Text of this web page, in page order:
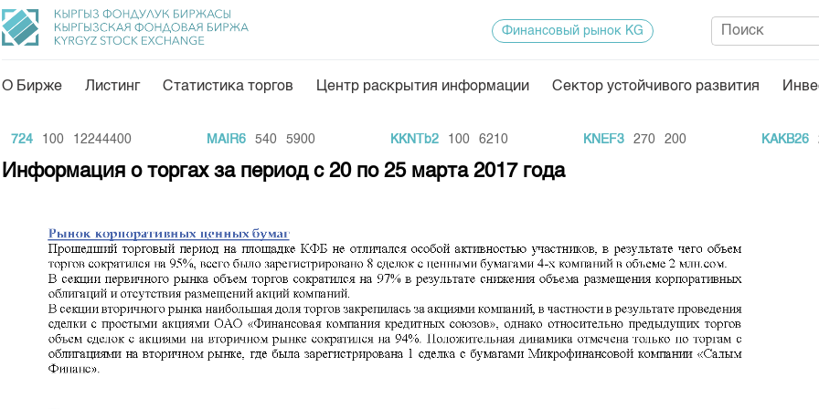
Общая информация
Руководство
Внутренний аудитор
Комитеты
Участники торгов
Наши партнеры
Товарно-сырьевой сектор
Центр раскрытия информации
Тарифы
Аналитика
Финансовый рынок KG
Пресс-клуб
Биржевая деятельность
Финансовый рынок KG
О Бирже Листинг Статистика торгов Центр раскрытия информации Сектор устойчивого развития
100 12244400 MAIR6 540 5900 KKNTb2 100 6210 KNEF3 270 200 KAKB26 20
Информация о торгах за период с 20 по 25 марта 2017 года